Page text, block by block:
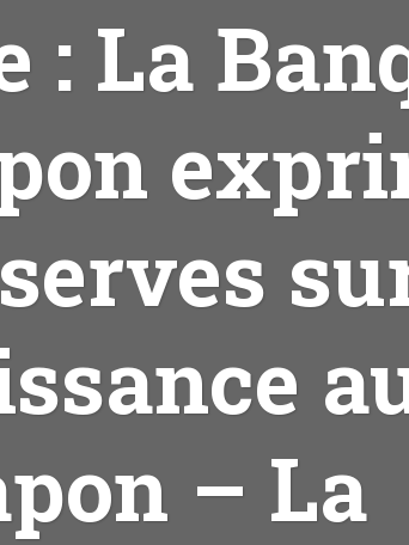
: La
– La